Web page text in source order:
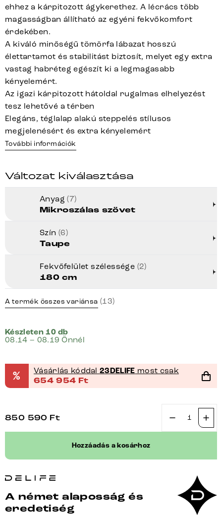
ehhez a kárpitozott ágykerethez. A lécrács több
magasságban állítható az egyéni fekvőkomfort
érdekében.
A kiváló minőségű tömörfa lábazat hosszú
élettartamot és stabilitást biztosít, melyet egy extra
vastag habréteg egészít ki a legmagasabb
kényelemért.
Az igazi kárpitozott hátoldal rugalmas elhelyezést
tesz lehetővé a térben
Elegáns, téglalap alakú steppelés stílusos
megjelenésért és extra kényelemért
További információk
Változat kiválasztása
Anyag(7)
Mikroszálas szövet
Szín (6)
Taupe
Fekvőfelület szélessége (2)
180 cm
A termék összes variánsa (13)
Készleten 10 db
08.14 – 08.19 Önnél
% Vásárlás kóddal23DELIFE most csak
654 954 Ft
850 590 Ft
Kárpitozott
180x200
mikroszálas
taupe
vintage
Hozzáadás a kosárhoz
A német alaposság és
eredetiség